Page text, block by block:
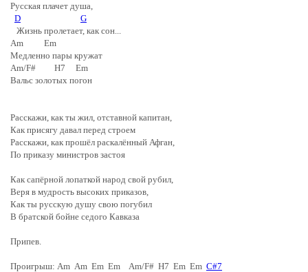
Русская плачет душа,
D
G
Жизнь пролетает, как сон...
Am Em
Медленно пары кружат
Am/F# H7 Em
Вальс золотых погон
Расскажи, как ты жил, отставной капитан,
Как присягу давал перед строем
Расскажи, как прошёл раскалённый Афган,
По приказу министров застоя
Как сапёрной лопаткой народ свой рубил,
Веря в мудрость высоких приказов,
Как ты русскую душу свою погубил
В братской бойне седого Кавказа
Припев.
Проигрыш: Am Am Em Em Am/F# H7 Em Em C#7